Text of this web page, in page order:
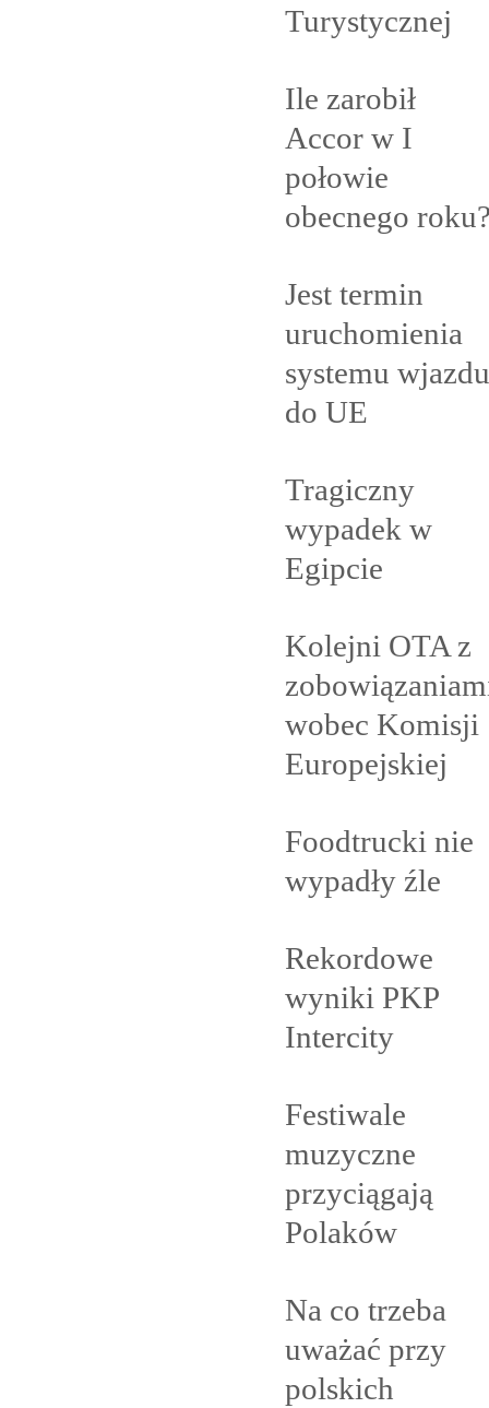
Turystycznej
Ile zarobił
Accor w I
połowie
obecnego
Jest termin
uruchomienia
systemu wjazdu
do UE
Tragiczny
wypadek w
Egipcie
Kolejni OTA z
wobec Komisji
Europejskiej
Foodtrucki nie
wypadły źle
Rekordowe
wyniki PKP
Intercity
Festiwale
muzyczne
przyciągają
Polaków
Na co trzeba
uważać przy
polskich